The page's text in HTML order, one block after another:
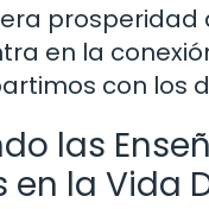
prosperidad
en la
con los
las
en la Vida